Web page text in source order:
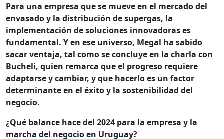
Para una empresa que se mueve en el mercado del
envasado y la distribución de supergas, la
implementación de soluciones innovadoras es
fundamental. Y en ese universo, Megal ha sabido
sacar ventaja, tal como se concluye en la charla con
Bucheli, quien remarca que el progreso requiere
adaptarse y cambiar, y que hacerlo es un factor
determinante en el éxito y la sostenibilidad del
negocio.
¿Qué balance hace del 2024 para la empresa y la
marcha del negocio en Uruguay?